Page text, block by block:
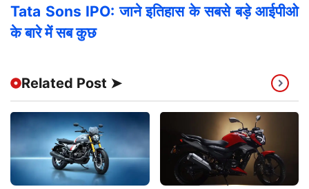
Tata Sons IPO: जाने इतिहास के सबसे बड़े आईपीओ
के बारे में सब कुछ
Related Post ➤